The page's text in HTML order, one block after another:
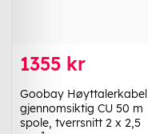
1355 kr
Goobay Høyttalerkabel
gjennomsiktig CU 50 m
spole, tverrsnitt 2 x 2,5